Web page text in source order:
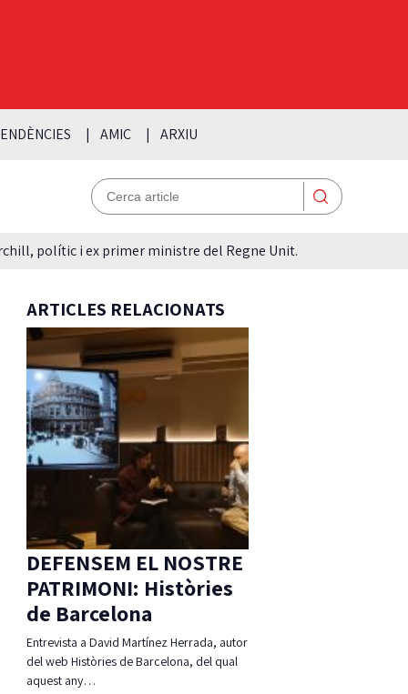
AMIC ARXIU
polític i ex primer ministre del Regne Unit.
ARTICLES RELACIONATS
DEFENSEM EL NOSTRE
PATRIMONI: Històries
de Barcelona
Entrevista a David Martínez Herrada, autor
del web Històries de Barcelona, del qual
aquest any…